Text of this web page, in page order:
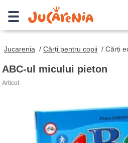
Jucarenia / Cărți pentru copii / Cărți
ABC-ul micului pieton
Articol: